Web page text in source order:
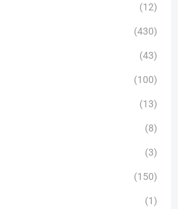
(12)
(430)
(43)
(100)
(13)
(8)
(3)
(150)
(1)